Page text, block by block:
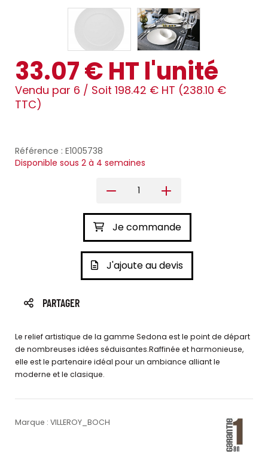
33.07 € HT l'unité
Vendu par 6 / Soit 198.42 € HT (238.10 €
TTC)
Référence : E1005738
Disponible sous 2 à 4 semaines
Je commande
J'ajoute au devis
PARTAGER
Le relief artistique de la gamme Sedona est le point de départ
de nombreuses idées séduisantes.Raffinée et harmonieuse,
elle est le partenaire idéal pour un ambiance alliant le
moderne et le clasique.
Marque : VILLEROY_BOCH